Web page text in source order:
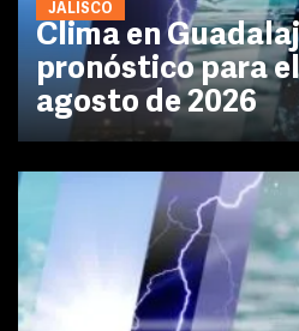
JALISCO
Clima en
pronóstico para
agosto de 2026